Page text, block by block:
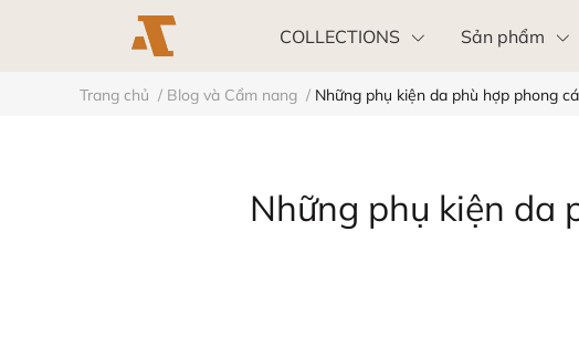
COLLECTIONS Sản phẩm
Khách hàng doanh nghiệp
Trang chủ / Blog và Cẩm nang / Những phụ kiện da phù hợp phong
Những phụ kiện da